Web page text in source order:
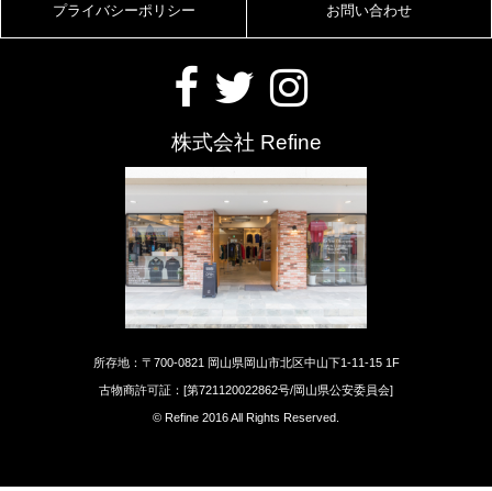
プライバシーポリシー お問い合わせ
株式会社 Refine
所存地：〒700-0821 岡山県岡山市北区中山下1-11-15 1F
古物商許可証：[第721120022862号/岡山県公安委員会]
© Refine 2016 All Rights Reserved.